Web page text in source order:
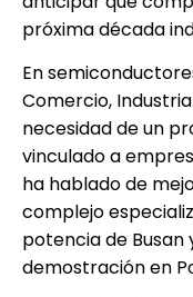
próxima década
En
Comercio,
necesidad de un
vinculado a
ha hablado de
complejo
potencia de
demostración en